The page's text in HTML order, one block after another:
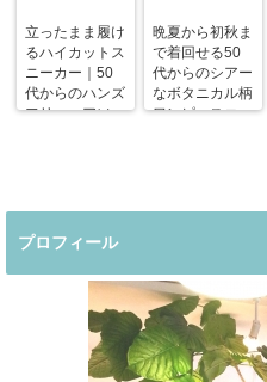
立ったまま履け
るハイカットス
ニーカー｜50
代からのハンズ
フリーエアソー
晩夏から初秋ま
で着回せる50
代からのシアー
なボタニカル柄
ワンピースコー
プロフィール